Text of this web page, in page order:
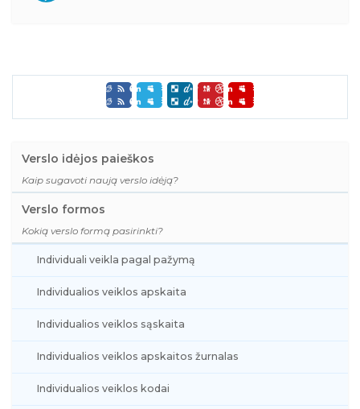
Verslo idėjos paieškos
Kaip sugavoti naują verslo idėją?
Verslo formos
Kokią verslo formą pasirinkti?
Individuali veikla pagal pažymą
Individualios veiklos apskaita
Individualios veiklos sąskaita
Individualios veiklos apskaitos žurnalas
Individualios veiklos kodai